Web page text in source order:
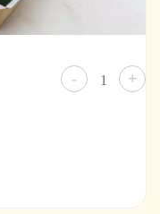
- товара+